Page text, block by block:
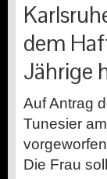
dem
Jährige
Auf Antrag
Tunesier
Die Frau